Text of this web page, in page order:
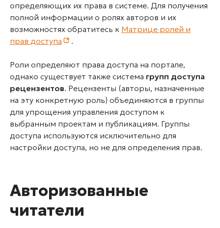
определяющих их права в системе. Для получения
полной информации о ролях авторов и их
возможностях обратитесь к Матрице ролей и
прав доступа
.
Роли определяют права доступа на портале,
однако существует также система групп доступа
рецензентов. Рецензенты (авторы, назначенные
на эту конкретную роль) объединяются в группы
для упрощения управления доступом к
выбранным проектам и публикациям. Группы
доступа используются исключительно для
настройки доступа, но не для определения прав.
Авторизованные
читатели